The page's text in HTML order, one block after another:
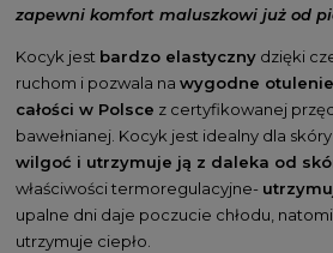
zapewni komfort maluszkowi już od
Kocyk jest bardzo elastyczny dzięki
ruchom i pozwala na wygodne
całości w Polsce z certyfikowanej
bawełnianej. Kocyk jest idealny dla
wilgoć i utrzymuje ją z daleka od
właściwości termoregulacyjne-
upalne dni daje poczucie chłodu,
utrzymuje ciepło.